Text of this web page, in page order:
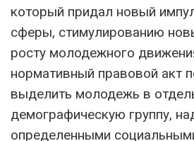
который придал новый
сферы, стимулированию
росту молодежного
нормативный правовой акт
выделить молодежь в
демографическую группу,
определенными